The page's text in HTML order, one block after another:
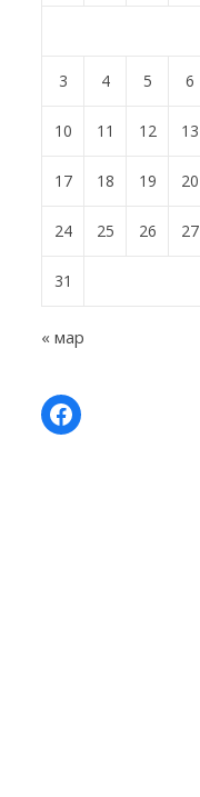
3 4 5 6
10 11 12 13
17 18 19 20
24 25 26 27
31
« мар